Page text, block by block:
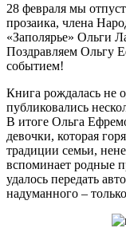
28 февраля мы
прозаика, члена
«Заполярье» Ольги
Поздравляем Ольгу
событием!
Книга рождалась не
публиковались
В итоге Ольга
девочки, которая
традиции семьи,
вспоминает родные
удалось передать
надуманного –